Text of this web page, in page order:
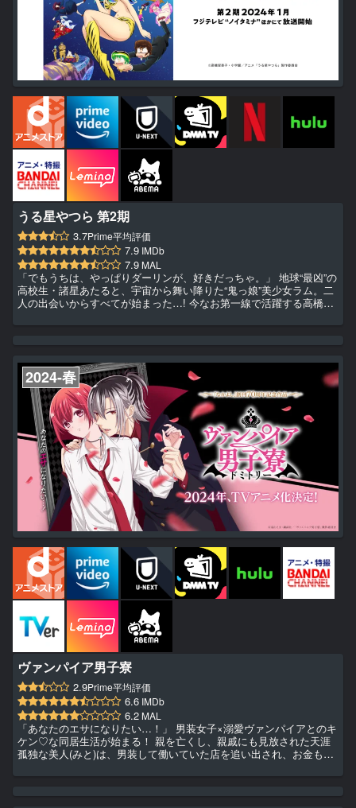
うる星やつら 第2期
3.7Prime平均評価
7.9 IMDb
7.9 MAL
「でもうちは、やっぱりダーリンが、好きだっちゃ。」 地球“最凶”の
高校生・諸星あたると、宇宙から舞い降りた“鬼っ娘”美少女ラム。二
人の出会いからすべてが始まった…! 今なお第一線で活躍する高橋留
周年を記念し、選び抜かれた原作エピソードを４クールに渡ってテレ
リーズ構成に「はたらく細胞」の柿原優子、キャラクタ...
2024-春
ヴァンパイア男子寮
2.9Prime平均評価
6.6 IMDb
6.2 MAL
「あなたのエサになりたい…！」 男装女子×溺愛ヴァンパイアとのキ
ケン♡な同居生活が始まる！ 親を亡くし、親戚にも見放された天涯
孤独な美人(みと)は、男装して働いていた店を追い出され、お金も住
美人は、自分の血をルカの“エサ”にすることを条件に、個性豊かなイ